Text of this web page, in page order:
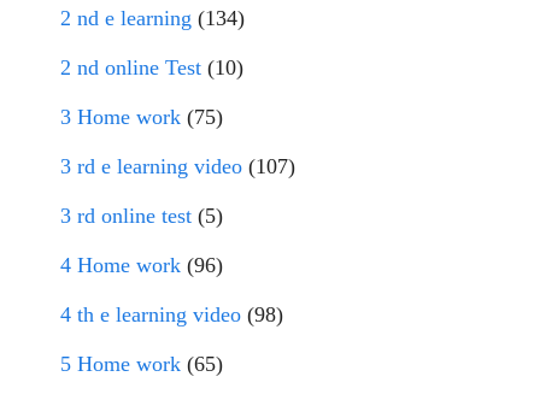
2 nd e learning (134)
2 nd online Test (10)
3 Home work (75)
3 rd e learning video (107)
3 rd online test (5)
4 Home work (96)
4 th e learning video (98)
5 Home work (65)